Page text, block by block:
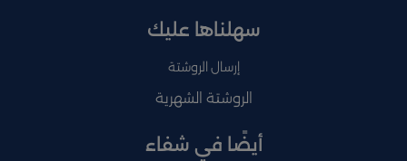
سهلناها عليك
إرسال الروشتة
الروشتة الشهرية
أيضًا في شفاء